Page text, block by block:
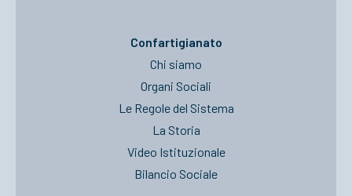
Confartigianato
Chi siamo
Organi Sociali
Le Regole del Sistema
La Storia
Video Istituzionale
Bilancio Sociale